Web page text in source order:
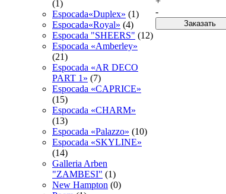
(1)
Espocada«Duplex» (1)
Espocada«Royal» (4)
Espocadа "SHEERS" (12)
Espocadа «Amberley»
(21)
Espocadа «AR DECO
PART 1» (7)
Espocadа «CAPRICE»
(15)
Espocadа «CHARM»
(13)
Espocadа «Palazzo» (10)
Espocadа «SKYLINE»
(14)
Galleria Arben
"ZAMBESI" (1)
New Hampton (0)
-
Заказать